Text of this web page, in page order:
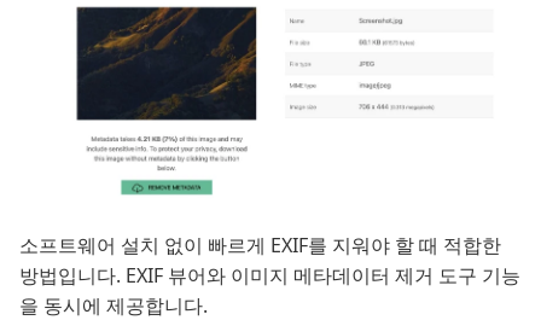
소프트웨어 설치 없이 빠르게 EXIF를 지워야 할 때 적합한
방법입니다. EXIF 뷰어와 이미지 메타데이터 제거 도구 기능
을 동시에 제공합니다.